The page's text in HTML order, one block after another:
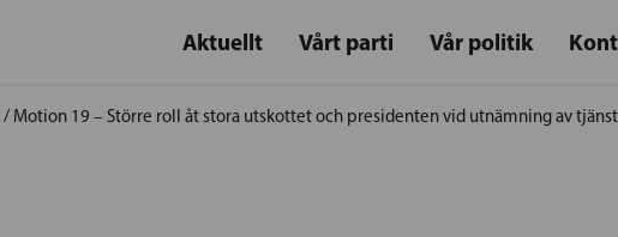
Aktuellt Vårt parti Vår politik
/ Motion 19 – Större roll åt stora utskottet och presidenten vid utnämning av